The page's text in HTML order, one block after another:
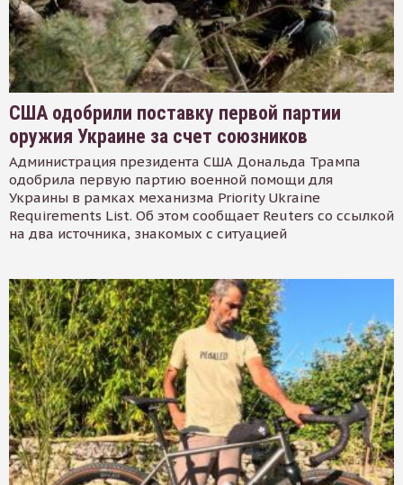
США одобрили поставку первой партии
оружия Украине за счет союзников
Администрация президента США Дональда Трампа
одобрила первую партию военной помощи для
Украины в рамках механизма Priority Ukraine
Requirements List. Об этом сообщает Reuters со ссылкой
на два источника, знакомых с ситуацией